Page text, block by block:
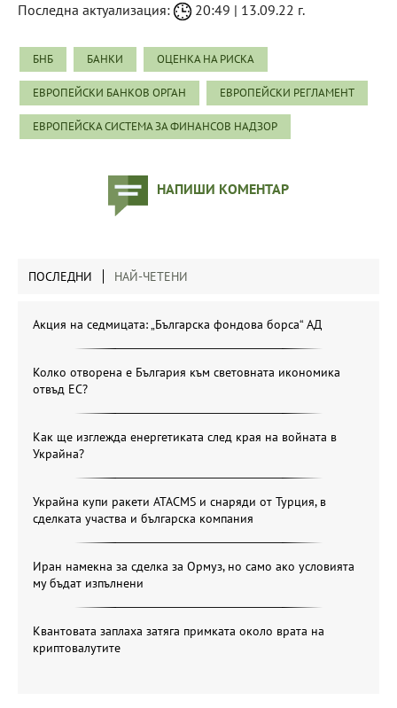
Последна актуализация: 20:49 | 13.09.22 г.
БНБ БАНКИ ОЦЕНКА НА РИСКА
ЕВРОПЕЙСКИ БАНКОВ ОРГАН ЕВРОПЕЙСКИ РЕГЛАМЕНТ
ЕВРОПЕЙСКА СИСТЕМА ЗА ФИНАНСОВ НАДЗОР
НАПИШИ КОМЕНТАР
ПОСЛЕДНИ НАЙ-ЧЕТЕНИ
Акция на седмицата: „Българска фондова борса“ АД
Колко отворена е България към световната икономика
отвъд ЕС?
Как ще изглежда енергетиката след края на войната в
Украйна?
Украйна купи ракети ATACMS и снаряди от Турция, в
сделката участва и българска компания
Иран намекна за сделка за Ормуз, но само ако условията
му бъдат изпълнени
Квантовата заплаха затяга примката около врата на
криптовалутите